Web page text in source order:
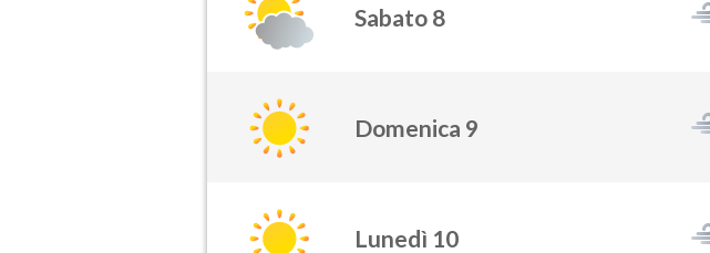
Sabato 8
Domenica 9
Lunedì 10